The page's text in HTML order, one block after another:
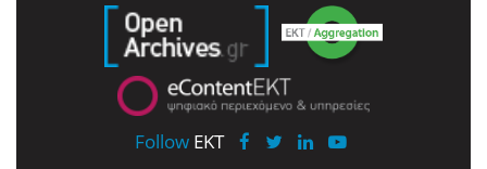
Follow EKT